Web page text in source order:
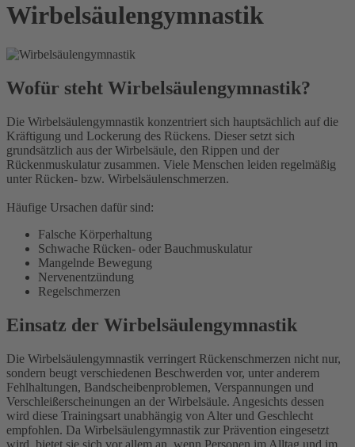
Wirbelsäulengymnastik
Wofür steht Wirbelsäulengymnastik?
Die Wirbelsäulengymnastik konzentriert sich hauptsächlich auf die
Kräftigung und Lockerung des Rückens. Dieser setzt sich
grundsätzlich aus der Wirbelsäule, den Rippen und der
Rückenmuskulatur zusammen. Viele Menschen leiden regelmäßig
unter Rücken- bzw. Wirbelsäulenschmerzen.
Häufige Ursachen dafür sind:
Falsche Körperhaltung
Schwache Rücken- oder Bauchmuskulatur
Mangelnde Bewegung
Nervenentzündung
Regelschmerzen
Einsatz der Wirbelsäulengymnastik
Die Wirbelsäulengymnastik verringert Rückenschmerzen nicht nur,
sondern beugt verschiedenen Beschwerden vor, unter anderem
Fehlhaltungen, Bandscheibenproblemen, Verspannungen und
Verschleißerscheinungen an der Wirbelsäule. Angesichts dessen
wird diese Trainingsart unabhängig von Alter und Geschlecht
empfohlen. Da Wirbelsäulengymnastik zur Prävention eingesetzt
wird, bietet sie sich vor allem an, wenn Personen im Alltag und im